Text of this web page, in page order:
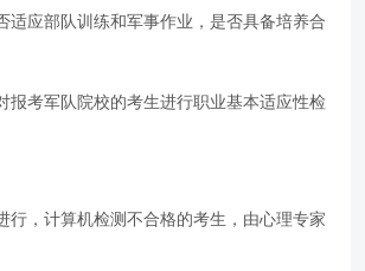
适应部队训练和军事作业，是否具备培养合
考军队院校的考生进行职业基本适应性检
，计算机检测不合格的考生，由心理专家